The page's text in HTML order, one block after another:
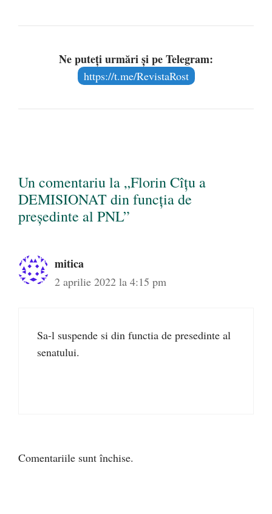
Ne puteți urmări și pe Telegram:
https://t.me/RevistaRost
Un comentariu la „Florin Cîţu a
DEMISIONAT din funcţia de
preşedinte al PNL”
mitica
2 aprilie 2022 la 4:15 pm
Sa-l suspende si din functia de presedinte al
senatului.
Comentariile sunt închise.